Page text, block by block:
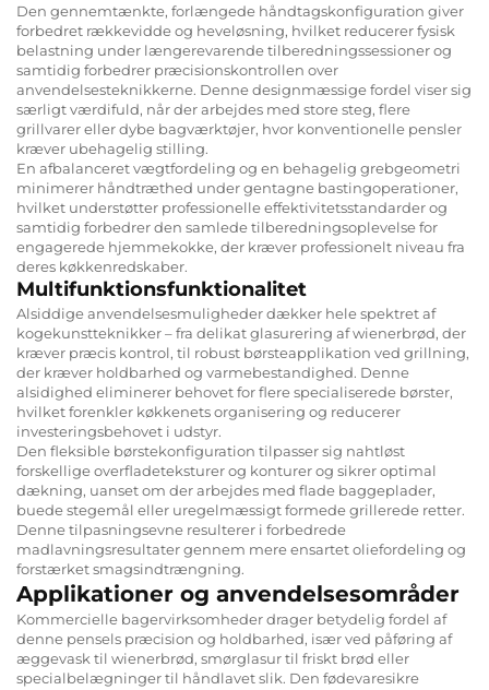
Den gennemtænkte, forlængede håndtagskonfiguration giver
forbedret rækkevidde og heveløsning, hvilket reducerer fysisk
belastning under længerevarende tilberedningssessioner og
samtidig forbedrer præcisionskontrollen over
anvendelsesteknikkerne. Denne designmæssige fordel viser sig
særligt værdifuld, når der arbejdes med store steg, flere
grillvarer eller dybe bagværktøjer, hvor konventionelle pensler
kræver ubehagelig stilling.
En afbalanceret vægtfordeling og en behagelig grebgeometri
minimerer håndtræthed under gentagne bastingoperationer,
hvilket understøtter professionelle effektivitetsstandarder og
samtidig forbedrer den samlede tilberedningsoplevelse for
engagerede hjemmekokke, der kræver professionelt niveau fra
deres køkkenredskaber.
Multifunktionsfunktionalitet
Alsiddige anvendelsesmuligheder dækker hele spektret af
kogekunstteknikker – fra delikat glasurering af wienerbrød, der
kræver præcis kontrol, til robust børsteapplikation ved grillning,
der kræver holdbarhed og varmebestandighed. Denne
alsidighed eliminerer behovet for flere specialiserede børster,
hvilket forenkler køkkenets organisering og reducerer
investeringsbehovet i udstyr.
Den fleksible børstekonfiguration tilpasser sig nahtløst
forskellige overfladeteksturer og konturer og sikrer optimal
dækning, uanset om der arbejdes med flade baggeplader,
buede stegemål eller uregelmæssigt formede grillerede retter.
Denne tilpasningsevne resulterer i forbedrede
madlavningsresultater gennem mere ensartet oliefordeling og
forstærket smagsindtrængning.
Applikationer og anvendelsesområder
Kommercielle bagervirksomheder drager betydelig fordel af
denne pensels præcision og holdbarhed, især ved påføring af
æggevask til wienerbrød, smørglasur til friskt brød eller
specialbelægninger til håndlavet slik. Den fødevaresikre